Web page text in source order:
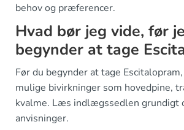
behov og præferencer.
Hvad bør jeg vide, før
begynder at tage
Før du begynder at tage
mulige bivirkninger som hovedpine,
kvalme. Læs indlægssedlen grundigt
anvisninger.